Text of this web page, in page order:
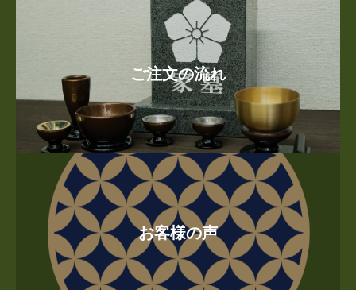
ご注文の流れ
お客様の声